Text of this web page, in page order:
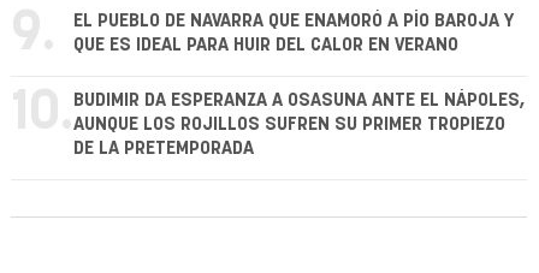
9.
EL PUEBLO DE NAVARRA QUE ENAMORÓ A PÍO BAROJA Y
QUE ES IDEAL PARA HUIR DEL CALOR EN VERANO
10. BUDIMIR DA ESPERANZA A OSASUNA ANTE EL NÁPOLES,
AUNQUE LOS ROJILLOS SUFREN SU PRIMER TROPIEZO
DE LA PRETEMPORADA